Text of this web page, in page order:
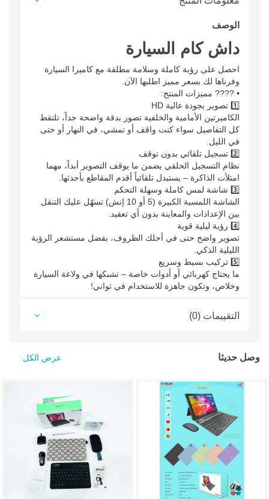
الوصف
داش كام السيارة
احصل على رؤية كاملة وسلامة مطلقة مع كاميرا السيارة
وفرناها لك بسعر مميز اطلبها الآن.
• ???? مميزات المنتج:
1️⃣ تصوير بجودة عالية HD
الكاميرتين الأمامية والخلفية تصور بدقة واضحة جداً، تلتقط
كل التفاصيل سواء كنت واقف أو تمشي، في النهار أو حتى
في الليل.
2️⃣ تسجيل تلقائي بدون توقف
نظام التسجيل الحلقي يضمن ما يوقف التصوير أبداً، مهما
امتلأت الذاكرة – يستبدل تلقائياً أقدم المقاطع بأحدثها.
3️⃣ شاشة لمس كاملة وسهلة التحكم
الشاشة اللمسية الكبيرة (5 أو 10 إنش) تسهّل عليك التنقل
بين الإعدادات والمعاينة بدون أي تعقيد.
4️⃣ رؤية ليلية قوية
تصوير واضح حتى في أحلك الظروف، بفضل مستشعر الرؤية
الليلية الذكي.
5️⃣ تركيب بسيط وسريع
ما يحتاج كهربائي أو أدوات خاصة – تشبكها في ولاعة السيارة
وخلاص، وتكون جاهزة للاستخدام في ثواني!
التقييمات (0)
وصل حديثا عرض الكل